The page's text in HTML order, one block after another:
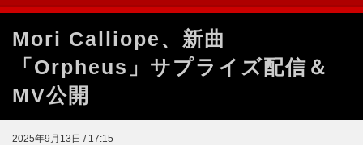
Mori Calliope、新曲
「Orpheus」サプライズ配信＆
MV公開
2025年9月13日 / 17:15